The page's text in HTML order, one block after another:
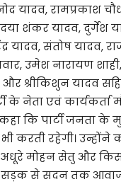
यादव, रामप्रकाश
शंकर यादव, दुर्गेश
यादव, संतोष यादव,
उमेश नारायण शाही,
श्रीकिशुन यादव
के नेता एवं कार्यकर्ता
कि पार्टी जनता के
करती रहेगी। उन्होंने
अधूरे मोहन सेतु और
सड़क से सदन तक आवाज